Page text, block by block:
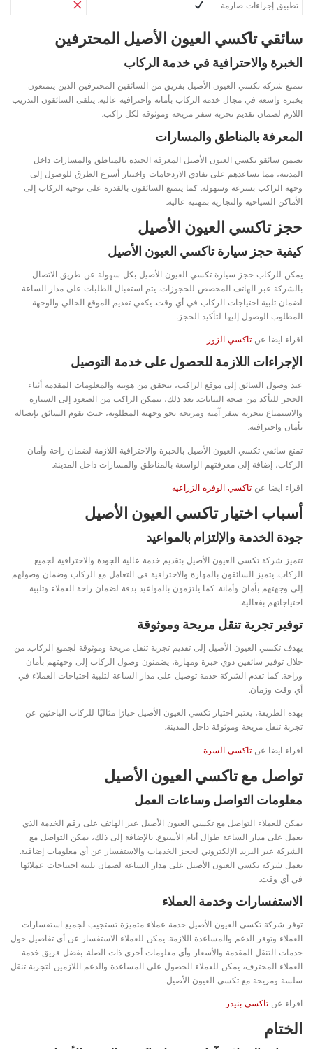
تطبيق إجراءات صارمة
سائقي تاكسي العيون الأصيل المحترفين
الخبرة والاحترافية في خدمة الركاب
تتمتع شركة تكسي العيون الأصيل بفريق من السائقين المحترفين الذين يتمتعون
بخبرة واسعة في مجال خدمة الركاب بأمانة واحترافية عالية. يتلقى السائقون التدريب
اللازم لضمان تقديم تجربة سفر مريحة وموثوقة لكل راكب.
المعرفة بالمناطق والمسارات
يضمن سائقو تكسي العيون الأصيل المعرفة الجيدة بالمناطق والمسارات داخل
المدينة، مما يساعدهم على تفادي الازدحامات واختيار أسرع الطرق للوصول إلى
وجهة الراكب بسرعة وسهولة. كما يتمتع السائقون بالقدرة على توجيه الركاب إلى
الأماكن السياحية والتجارية بمهنية عالية.
حجز تاكسي العيون الأصيل
كيفية حجز سيارة تاكسي العيون الأصيل
يمكن للركاب حجز سيارة تكسي العيون الأصيل بكل سهولة عن طريق الاتصال
بالشركة عبر الهاتف المخصص للحجوزات. يتم استقبال الطلبات على مدار الساعة
لضمان تلبية احتياجات الركاب في أي وقت. يكفي تقديم الموقع الحالي والوجهة
المطلوب الوصول إليها لتأكيد الحجز.
اقراء ايضا عن تاكسي الزور
الإجراءات اللازمة للحصول على خدمة التوصيل
عند وصول السائق إلى موقع الراكب، يتحقق من هويته والمعلومات المقدمة أثناء
الحجز للتأكد من صحة البيانات. بعد ذلك، يتمكن الراكب من الصعود إلى السيارة
والاستمتاع بتجربة سفر آمنة ومريحة نحو وجهته المطلوبة، حيث يقوم السائق بإيصاله
بأمان واحترافية.
تمتع سائقي تكسي العيون الأصيل بالخبرة والاحترافية اللازمة لضمان راحة وأمان
الركاب، إضافة إلى معرفتهم الواسعة بالمناطق والمسارات داخل المدينة.
اقراء ايضا عن تاكسي الوفره الزراعيه
أسباب اختيار تاكسي العيون الأصيل
جودة الخدمة والإلتزام بالمواعيد
تتميز شركة تكسي العيون الأصيل بتقديم خدمة عالية الجودة والاحترافية لجميع
الركاب. يتميز السائقون بالمهارة والاحترافية في التعامل مع الركاب وضمان وصولهم
إلى وجهتهم بأمان وأمانة. كما يلتزمون بالمواعيد بدقة لضمان راحة العملاء وتلبية
احتياجاتهم بفعالية.
توفير تجربة تنقل مريحة وموثوقة
يهدف تكسي العيون الأصيل إلى تقديم تجربة تنقل مريحة وموثوقة لجميع الركاب. من
خلال توفير سائقين ذوي خبرة ومهارة، يضمنون وصول الركاب إلى وجهتهم بأمان
وراحة. كما تقدم الشركة خدمة توصيل على مدار الساعة لتلبية احتياجات العملاء في
أي وقت وزمان.
بهذه الطريقة، يعتبر اختيار تكسي العيون الأصيل خيارًا مثاليًا للركاب الباحثين عن
تجربة تنقل مريحة وموثوقة داخل المدينة.
اقراء ايضا عن تاكسي السرة
تواصل مع تاكسي العيون الأصيل
معلومات التواصل وساعات العمل
يمكن للعملاء التواصل مع تكسي العيون الأصيل عبر الهاتف على رقم الخدمة الذي
يعمل على مدار الساعة طوال أيام الأسبوع. بالإضافة إلى ذلك، يمكن التواصل مع
الشركة عبر البريد الإلكتروني لحجز الخدمات والاستفسار عن أي معلومات إضافية.
تعمل شركة تكسي العيون الأصيل على مدار الساعة لضمان تلبية احتياجات عملائها
في أي وقت.
الاستفسارات وخدمة العملاء
توفر شركة تكسي العيون الأصيل خدمة عملاء متميزة تستجيب لجميع استفسارات
العملاء وتوفر الدعم والمساعدة اللازمة. يمكن للعملاء الاستفسار عن أي تفاصيل حول
خدمات التنقل المقدمة والأسعار وأي معلومات أخرى ذات الصلة. بفضل فريق خدمة
العملاء المحترف، يمكن للعملاء الحصول على المساعدة والدعم اللازمين لتجربة تنقل
سلسة ومريحة مع تكسي العيون الأصيل.
اقراء عن تاكسي بنيدر
الختام